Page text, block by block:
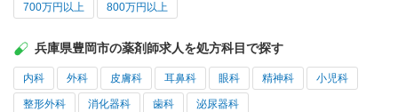
700万円以上 800万円以上
兵庫県豊岡市の薬剤師求人を処方科目で探す
内科 外科 皮膚科 耳鼻科 眼科 精神科 小児科
整形外科 消化器科 歯科 泌尿器科